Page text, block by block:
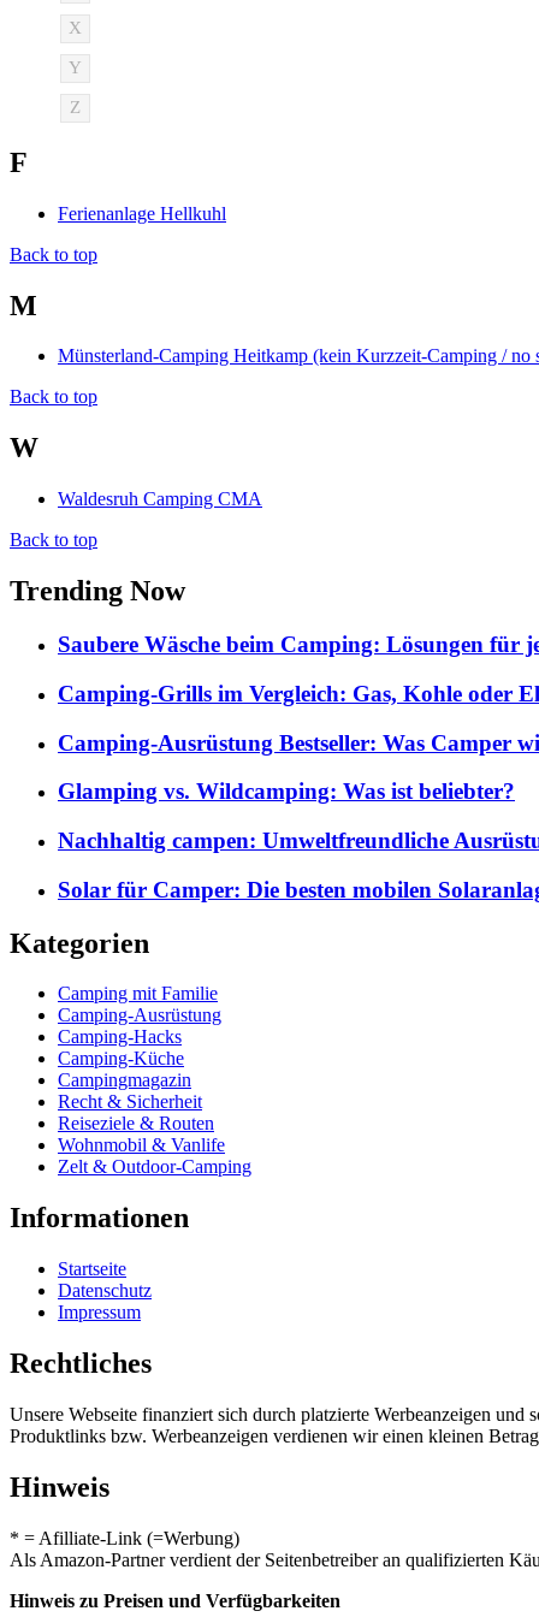
X
Y
Z
F
Ferienanlage Hellkuhl
Back to top
M
Münsterland-Camping Heitkamp (kein Kurzzeit-Camping / no
Back to top
W
Waldesruh Camping CMA
Back to top
Trending Now
Saubere Wäsche beim Camping: Lösungen für
Camping-Grills im Vergleich: Gas, Kohle oder
Camping-Ausrüstung Bestseller: Was Camper
Glamping vs. Wildcamping: Was ist beliebter?
Nachhaltig campen: Umweltfreundliche
Solar für Camper: Die besten mobilen
Kategorien
Camping mit Familie
Camping-Ausrüstung
Camping-Hacks
Camping-Küche
Campingmagazin
Recht & Sicherheit
Reiseziele & Routen
Wohnmobil & Vanlife
Zelt & Outdoor-Camping
Informationen
Startseite
Datenschutz
Impressum
Rechtliches
Unsere Webseite finanziert sich durch platzierte Werbeanzeigen
Produktlinks bzw. Werbeanzeigen verdienen wir einen kleinen
Hinweis
* = Afilliate-Link (=Werbung)
Als Amazon-Partner verdient der Seitenbetreiber an qualifizierten
Hinweis zu Preisen und Verfügbarkeiten